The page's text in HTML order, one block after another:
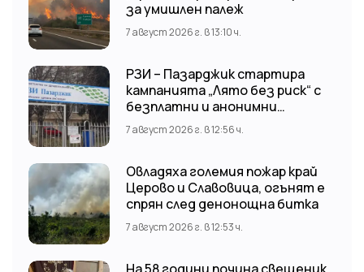
за умишлен палеж
7 август 2026 г. в 13:10 ч.
РЗИ – Пазарджик стартира
кампанията „Лято без риск“ с
безплатни и анонимни
изследвания за ХИВ
7 август 2026 г. в 12:56 ч.
Овладяха големия пожар край
Церово и Славовица, огънят е
спрян след денонощна битка
7 август 2026 г. в 12:53 ч.